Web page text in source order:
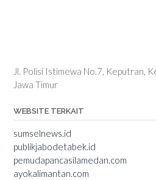
Jl. Polisi Istimewa No.7, Keputran,
Jawa Timur
WEBSITE TERKAIT
sumselnews.id
publikjabodetabek.id
pemudapancasilamedan.com
ayokalimantan.com